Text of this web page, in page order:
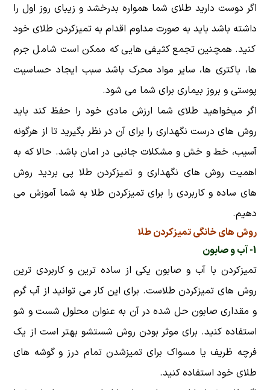
اگر دوست دارید طلای شما همواره بدرخشد و زیبای روز اول را
داشته باشد باید به صورت مداوم اقدام به تمیزکردن طلای خود
کنید. همچنین تجمع کثیفی هایی که ممکن است شامل جرم
ها، باکتری ها، سایر مواد محرک باشد سبب ایجاد حساسیت
پوستی و بروز بیماری برای شما می شود.
اگر میخواهید طلای شما ارزش مادی خود را حفظ کند باید
روش های درست نگهداری را برای آن در نظر بگیرید تا از هرگونه
آسیب، خط و خش و مشکلات جانبی در امان باشد. حالا که به
اهمیت روش های نگهداری و تمیزکردن طلا پی بردید روش
های ساده و کاربردی را برای تمیزکردن طلا به شما آموزش می
دهیم.
روش های خانگی تمیزکردن طلا
1- آب و صابون
تمیزکردن با آب و صابون یکی از ساده ترین و کاربردی ترین
روش های تمیزکردن طلاست. برای این کار می توانید از آب گرم
و مقداری صابون حل شده در آن به عنوان محلول شست و شو
استفاده کنید. برای موثر بودن روش شستشو بهتر است از یک
فرچه ظریف یا مسواک برای تمیزشدن تمام درز و گوشه های
طلای خود استفاده کنید.